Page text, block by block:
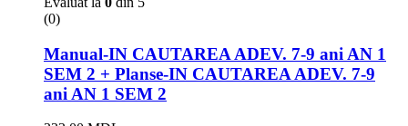
(0)
Manual-IN CAUTAREA ADEV. 7-9 ani AN 1
SEM 2 + Planse-IN CAUTAREA ADEV. 7-9
ani AN 1 SEM 2